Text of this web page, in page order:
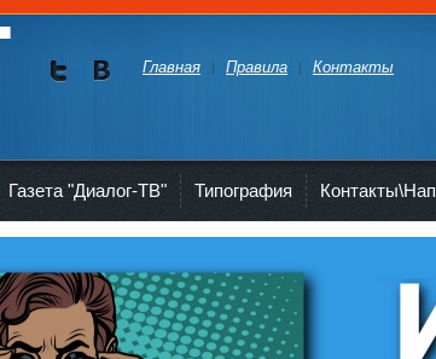
Главная Правила Контакты
Газета "Диалог-ТВ" Типография